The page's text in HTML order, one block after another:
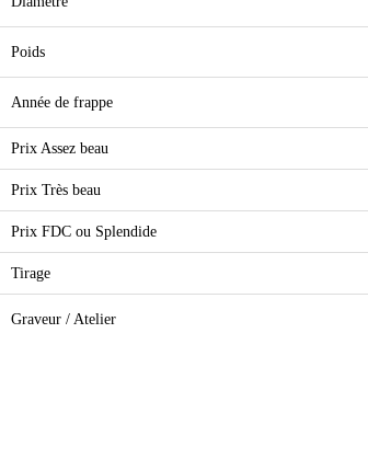
Poids
Année de frappe
Prix Assez beau
Prix Très beau
Prix FDC ou Splendide
Tirage
Graveur / Atelier